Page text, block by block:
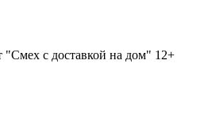
с доставкой на дом" 12+